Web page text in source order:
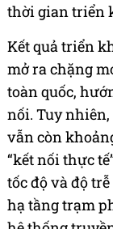
thời gian triển
Kết quả triển
mở ra chặng
toàn quốc,
nối. Tuy
vẫn còn
“kết nối thực
tốc độ và độ
hạ tầng trạm